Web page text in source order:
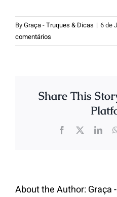
ByGraça - Truques & Dicas | 6 de
comentários
Share This
About the Author:Graça